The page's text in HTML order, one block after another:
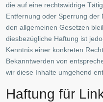
die auf eine rechtswidrige
Entfernung oder Sperrung der
den allgemeinen Gesetzen
diesbezügliche Haftung ist
Kenntnis einer konkreten
Bekanntwerden von
wir diese Inhalte umgehend
Haftung für
05520 999 76-0
05520 999 76-1
kontakt@degima.de
Webseite
Termine nur nach